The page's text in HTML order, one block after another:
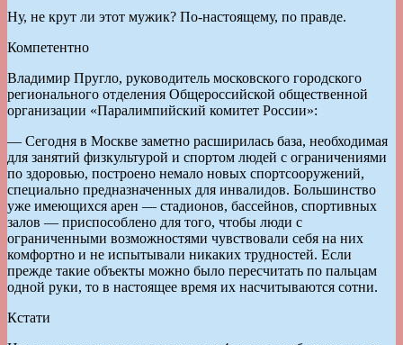
Ну, не крут ли этот мужик? По-настоящему, по правде.
Компетентно
Владимир Пругло, руководитель московского городского
регионального отделения Общероссийской общественной
организации «Паралимпийский комитет России»:
— Сегодня в Москве заметно расширилась база, необходимая
для занятий физкультурой и спортом людей с ограничениями
по здоровью, построено немало новых спортсооружений,
специально предназначенных для инвалидов. Большинство
уже имеющихся арен — стадионов, бассейнов, спортивных
залов — приспособлено для того, чтобы люди с
ограниченными возможностями чувствовали себя на них
комфортно и не испытывали никаких трудностей. Если
прежде такие объекты можно было пересчитать по пальцам
одной руки, то в настоящее время их насчитываются сотни.
Кстати